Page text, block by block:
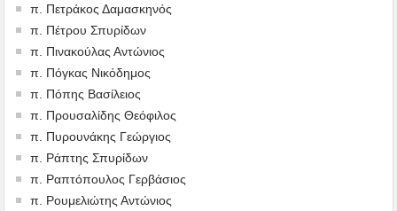
π. Πετράκος Δαμασκηνός
π. Πέτρου Σπυρίδων
π. Πινακούλας Αντώνιος
π. Πόγκας Νικόδημος
π. Πόπης Βασίλειος
π. Προυσαλίδης Θεόφιλος
π. Πυρουνάκης Γεώργιος
π. Ράπτης Σπυρίδων
π. Ραπτόπουλος Γερβάσιος
π. Ρουμελιώτης Αντώνιος